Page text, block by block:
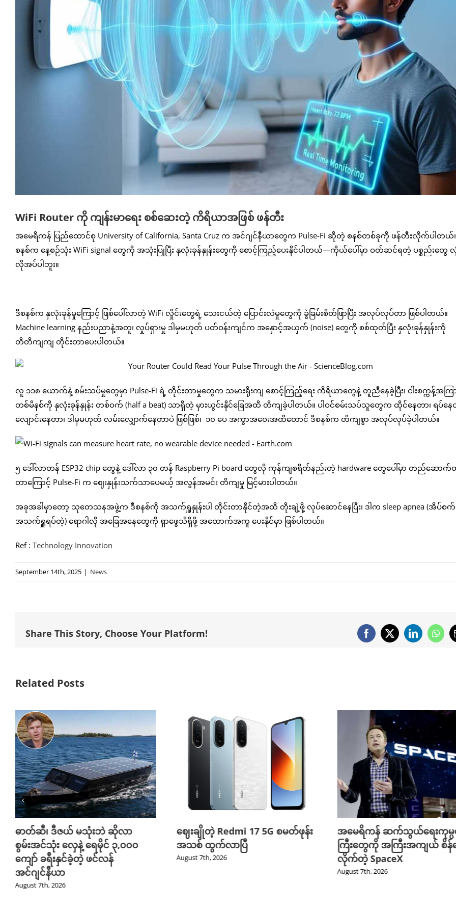
WiFi Router ကို ကျန်းမာရေး စစ်ဆေးတဲ့ ကိရိယာအဖြစ် ဖန်တီး
အမေရိကန် ပြည်ထောင်စု University of California, Santa Cruz က အင်ဂျင်နီယာတွေက Pulse-Fi ဆိုတဲ့ စနစ်တစ်ခုကို ဖန်တီးလိုက်ပါတယ်
စနစ်က နေ့စဉ်သုံး WiFi signal တွေကို အသုံးပြုပြီး နှလုံးခုန်နှုန်းတွေကို စောင့်ကြည့်ပေးနိုင်ပါတယ်—ကိုယ်ပေါ်မှာ ဝတ်ဆင်ရတဲ့ ပစ္စည်းတွေ
လိုအပ်ပါဘူး။
ဒီစနစ်က နှလုံးခုန်မှုကြောင့် ဖြစ်ပေါ်လာတဲ့ WiFi လှိုင်းတွေရဲ့ သေးငယ်တဲ့ ပြောင်းလဲမှုတွေကို ခွဲခြမ်းစိတ်ဖြာပြီး အလုပ်လုပ်တာ ဖြစ်ပါတယ်။
Machine learning နည်းပညာနဲ့အတူ၊ လှုပ်ရှားမှု ဒါမှမဟုတ် ပတ်ဝန်းကျင်က အနှောင့်အယှက် (noise) တွေကို စစ်ထုတ်ပြီး နှလုံးခုန်နှုန်းကို
တိတိကျကျ တိုင်းတာပေးပါတယ်။
လူ ၁၁၈ ယောက်နဲ့ စမ်းသပ်မှုတွေမှာ Pulse-Fi ရဲ့ တိုင်းတာမှုတွေက သမားရိုးကျ စောင့်ကြည့်ရေး ကိရိယာတွေနဲ့ တူညီနေခဲ့ပြီး၊ ငါးစက္ကန့်အကြ
တစ်မိနစ်ကို နှလုံးခုန်နှုန်း တစ်ဝက် (half a beat) သာရှိတဲ့ မှားယွင်းနိုင်ခြေအထိ တိကျခဲ့ပါတယ်။ ပါဝင်စမ်းသပ်သူတွေက ထိုင်နေတာ၊ ရပ်နေ
လျောင်းနေတာ၊ ဒါမှမဟုတ် လမ်းလျှောက်နေတာပဲ ဖြစ်ဖြစ်၊ ၁၀ ပေ အကွာအဝေးအထိတောင် ဒီစနစ်က တိကျစွာ အလုပ်လုပ်ခဲ့ပါတယ်။
၅ ဒေါ်လာတန် ESP32 chip တွေနဲ့ ဒေါ်လာ ၃၀ တန် Raspberry Pi board တွေလို ကုန်ကျစရိတ်နည်းတဲ့ hardware တွေပေါ်မှာ တည်ဆောက်
တာကြောင့် Pulse-Fi က ဈေးနှုန်းသက်သာပေမယ့် အလွန်အမင်း တိကျမှု မြင့်မားပါတယ်။
အခုအခါမှာတော့ သုတေသနအဖွဲ့က ဒီစနစ်ကို အသက်ရှူနှုန်းပါ တိုင်းတာနိုင်တဲ့အထိ တိုးချဲ့ဖို့ လုပ်ဆောင်နေပြီး၊ ဒါက sleep apnea (အိပ်စက်
အသက်ရှူရပ်တဲ့) ရောဂါလို အခြေအနေတွေကို ရှာဖွေသိရှိဖို့ အထောက်အကူ ပေးနိုင်မှာ ဖြစ်ပါတယ်။
Ref : Technology Innovation
September 14th, 2025 | News
Share This Story, Choose Your Platform! Facebook
X LinkedIn
Related Posts
ဓာတ်ဆီ၊ ဒီဇယ် မသုံးဘဲ ဆိုလာ
စွမ်းအင်သုံး လှေနဲ့ ရေမိုင် ၃,၀၀၀
ကျော် ခရီးနှင်ခဲ့တဲ့ ဖင်လန်
အင်ဂျင်နီယာ
August 7th, 2026
ဈေးချိုတဲ့ Redmi 17 5G စမတ်ဖုန်း
အသစ် ထွက်လာပြီ
August 7th, 2026
အမေရိကန် ဆက်သွယ်ရေးကုမ္
ကြီးတွေကို အကြီးအကျယ် စိန်
လိုက်တဲ့ SpaceX
August 7th, 2026